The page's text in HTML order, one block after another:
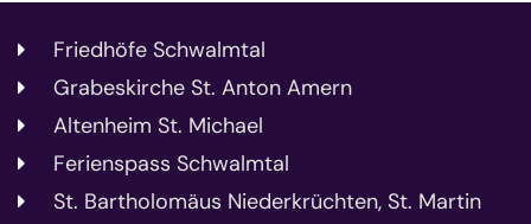
Friedhöfe Schwalmtal
Grabeskirche St. Anton Amern
Altenheim St. Michael
Ferienspass Schwalmtal
St. Bartholomäus Niederkrüchten, St. Martin